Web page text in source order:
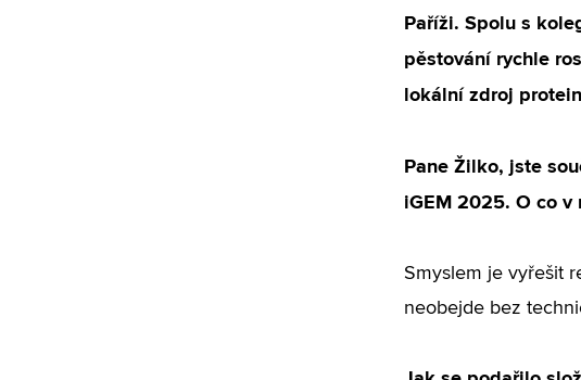
Paříži. Spolu s
pěstování rychle
lokální zdroj
Pane Žilko, jste
iGEM 2025. O co v
Smyslem je vyřešit
neobejde bez